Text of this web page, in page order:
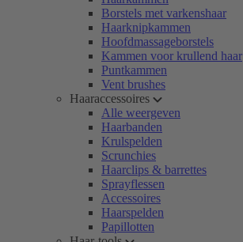
Borstels met varkenshaar
Haarknipkammen
Hoofdmassageborstels
Kammen voor krullend haar
Puntkammen
Vent brushes
Haaraccessoires
Alle weergeven
Haarbanden
Krulspelden
Scrunchies
Haarclips & barrettes
Sprayflessen
Accessoires
Haarspelden
Papillotten